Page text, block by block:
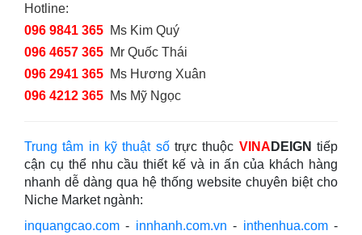
Hotline:
096 9841 365 Ms Kim Quý
096 4657 365 Mr Quốc Thái
096 2941 365 Ms Hương Xuân
096 4212 365 Ms Mỹ Ngọc
Trung tâm in kỹ thuật sốtrực thuộc VINA DEIGN tiếp
cận cụ thể nhu cầu thiết kế và in ấn của khách hàng
nhanh dễ dàng qua hệ thống website chuyên biệt cho
Niche Market ngành:
inquangcao.com - innhanh.com.vn - inthenhua.com-